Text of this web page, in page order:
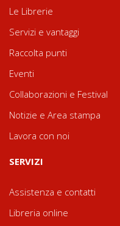
Le Librerie
Servizi e vantaggi
Raccolta punti
Eventi
Collaborazioni e Festival
Notizie e Area stampa
Lavora con noi
SERVIZI
Assistenza e contatti
Libreria online